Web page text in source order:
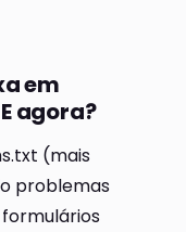
em
agora?
(mais
problemas
formulários